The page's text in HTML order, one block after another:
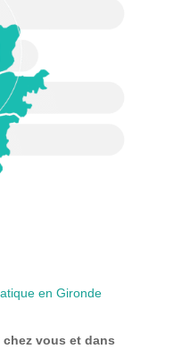
en Gironde
vous et dans